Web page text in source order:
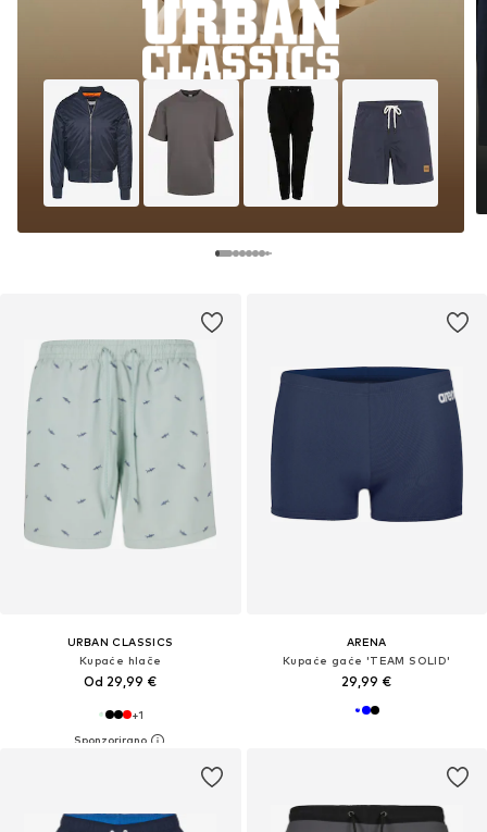
URBAN CLASSICS
Kupaće hlače
Od 29,99 €
+1
ARENA
Kupaće gaće 'TEAM SOLID'
29,99 €